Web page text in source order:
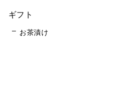
ギフト
お茶漬け